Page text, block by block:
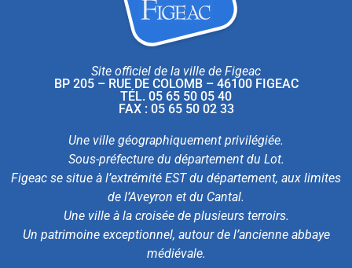
Site officiel de la ville de Figeac
BP 205 – RUE DE COLOMB – 46100 FIGEAC
TÉL. 05 65 50 05 40
FAX : 05 65 50 02 33
Une ville géographiquement privilégiée.
Sous-préfecture du département du Lot.
Figeac se situe à l’extrémité EST du département, aux limites
de l’Aveyron et du Cantal.
Une ville à la croisée de plusieurs terroirs.
Un patrimoine exceptionnel, autour de l’ancienne abbaye
médiévale.